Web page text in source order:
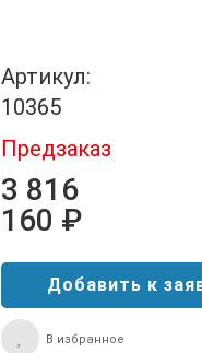
Артикул:
10365
Предзаказ
3 816
160 ₽
В избранное